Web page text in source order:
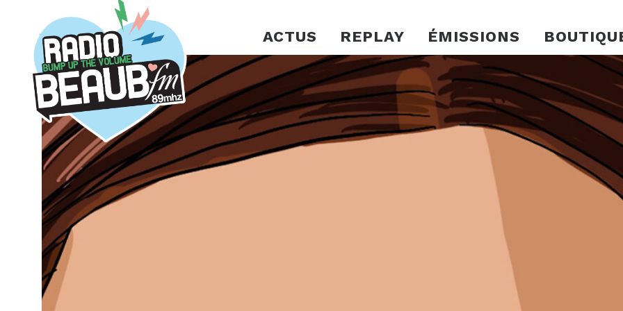
Panneau de gestion des cookies
ACTUS REPLAY ÉMISSIONS